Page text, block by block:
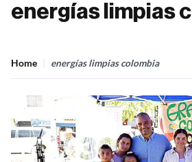
energías limpias
Home energías limpias colombia